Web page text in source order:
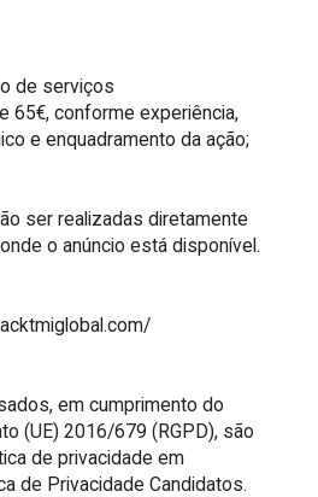
de serviços
65€, conforme experiência,
e enquadramento da ação;
ser realizadas diretamente
o anúncio está disponível.
em cumprimento do
(UE) 2016/679 (RGPD), são
de privacidade em
de Privacidade Candidatos.